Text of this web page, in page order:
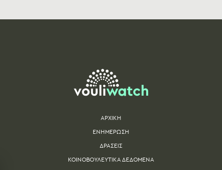
ΑΡΧΙΚΗ
ΕΝΗΜΕΡΩΣΗ
ΔΡΑΣΕΙΣ
ΚΟΙΝΟΒΟΥΛΕΥΤΙΚΑ ΔΕΔΟΜΕΝΑ